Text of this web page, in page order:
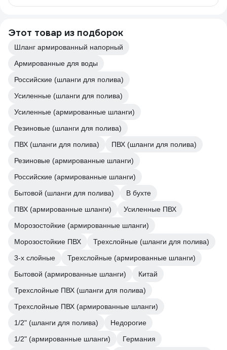
Этот товар из подборок
Шланг армированный напорный
Армированные для воды
Российские (шланги для полива)
Усиленные (шланги для полива)
Усиленные (армированные шланги)
Резиновые (шланги для полива)
ПВХ (шланги для полива)
ПВХ (шланги для полива)
Резиновые (армированные шланги)
Российские (армированные шланги)
Бытовой (шланги для полива)
В бухте
ПВХ (армированные шланги)
Усиленные ПВХ
Морозостойкие (армированные шланги)
Морозостойкие ПВХ
Трехслойные (шланги для полива)
3-х слойные
Трехслойные (армированные шланги)
Бытовой (армированные шланги)
Китай
Трехслойные ПВХ (шланги для полива)
Трехслойные ПВХ (армированные шланги)
1/2" (шланги для полива)
Недорогие
1/2" (армированные шланги)
Германия